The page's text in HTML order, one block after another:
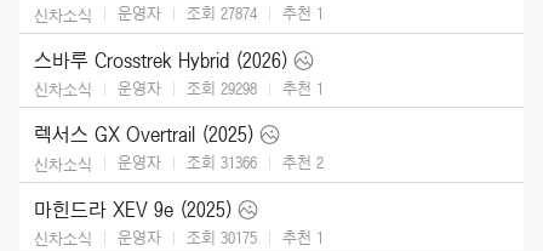
신차소식 운영자 조회 27874 추천 1
스바루 Crosstrek Hybrid (2026)
신차소식 운영자 조회 29298 추천 1
렉서스 GX Overtrail (2025)
신차소식 운영자 조회 31366 추천 2
마힌드라 XEV 9e (2025)
신차소식 운영자 조회 30175 추천 1